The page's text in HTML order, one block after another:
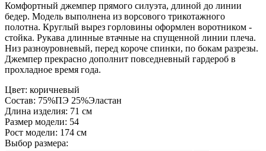
Комфортный джемпер прямого силуэта, длиной до линии
бедер. Модель выполнена из ворсового трикотажного
полотна. Круглый вырез горловины оформлен воротником -
стойка. Рукава длинные втачные на спущенной линии плеча.
Низ разноуровневый, перед короче спинки, по бокам разрезы.
Джемпер прекрасно дополнит повседневный гардероб в
прохладное время года.
Цвет: коричневый
Состав: 75%ПЭ 25%Эластан
Длина изделия: 71 см
Размер модели: 54
Рост модели: 174 см
Выбор размера: